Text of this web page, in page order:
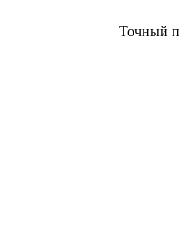
Точный